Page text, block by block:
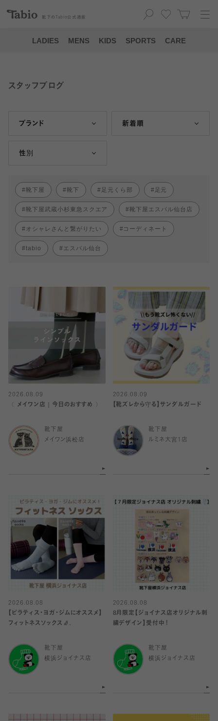
靴下の Tabio 公式通販
LADIES MENS KIDS SPORTS CARE
スタッフブログ
ブランド 新着順
性別
靴下屋 靴下 足元くら部 足元
靴下屋武蔵小杉東急スクエア 靴下屋エスパル仙台店
オシャレさんと繋がりたい コーディネート
tabio エスパル仙台
2026.08.09
〈 メイワン店｜今日のおすすめ 〉
靴下屋
メイワン浜松店
2026.08.09
【靴ズレから守る】サンダルガード
靴下屋
ルミネ大宮1店
2026.08.08
【ピラティス・ヨガ・ジムにオススメ】
フィットネスソックス🧦.
靴下屋
横浜ジョイナス店
2026.08.08
8月限定【ジョイナス店オリジナル刺
繍デザイン】受付中！
靴下屋
横浜ジョイナス店